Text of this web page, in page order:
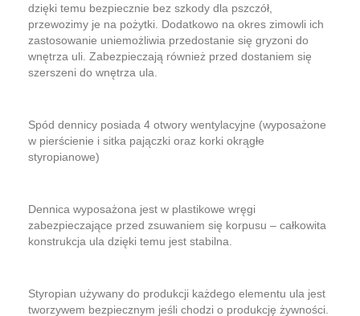
dzięki temu bezpiecznie bez szkody dla pszczół,
przewozimy je na pożytki. Dodatkowo na okres zimowli ich
zastosowanie uniemożliwia przedostanie się gryzoni do
wnętrza uli. Zabezpieczają również przed dostaniem się
szerszeni do wnętrza ula.
Spód dennicy posiada 4 otwory wentylacyjne (wyposażone
w pierścienie i sitka pajączki oraz korki okrągłe
styropianowe)
Dennica wyposażona jest w plastikowe wręgi
zabezpieczające przed zsuwaniem się korpusu – całkowita
konstrukcja ula dzięki temu jest stabilna.
Styropian używany do produkcji każdego elementu ula jest
tworzywem bezpiecznym jeśli chodzi o produkcję żywności.